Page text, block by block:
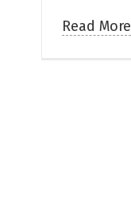
Read More